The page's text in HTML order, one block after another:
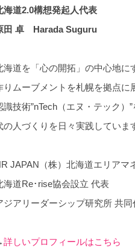
海道2.0構想発起人代表
田 卓 Harada Suguru
海道を「心の開拓」の中心地に
りムーブメントを札幌を拠点に
識技術”nTech（エヌ・テック）
の人づくりを日々実践していま
JAPAN（株）北海道エリアマ
海道Re･rise協会設立 代表
ジアリーダーシップ研究所 共同
詳しいプロフィールはこちら